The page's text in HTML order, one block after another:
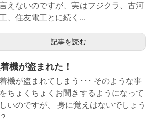
えないのですが、実はフジクラ、古河
、住友電工とに続く...
記事を読む
機が盗まれた！
機が盗まれてしまう･･･ そのような事
ちょくちょくお聞きするようになって
いのですが、 身に覚えはないでしょう
...